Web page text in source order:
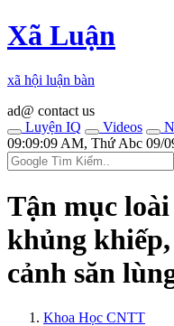
Xã Luận
xã hội luận bàn
ad@ contact us
Luyện IQ
Videos
09:09:09 AM, Thứ Abc 09/
Tận mục
khủng
cảnh săn
Khoa Học CNTT